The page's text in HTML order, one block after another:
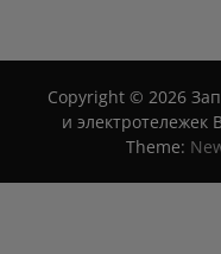
Copyright © 2026
и электротележек
Theme: